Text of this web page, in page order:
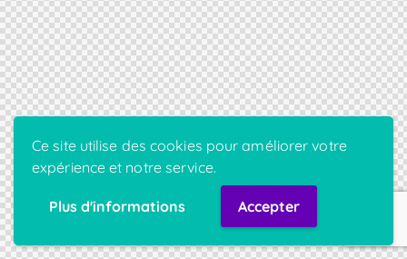
Ce site utilise des cookies pour améliorer votre
expérience et notre service.
Plus d'informations Accepter